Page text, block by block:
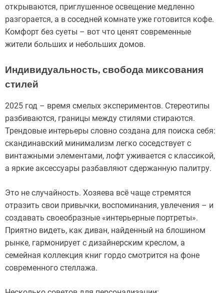
открываются, приглушенное освещение медленно
разгорается, а в соседней комнате уже готовится кофе.
Комфорт без суеты – вот что ценят современные
жители больших и небольших домов.
Индивидуальность, свобода миксования
стилей
2025 год – время смелых экспериментов. Стереотипы
разбиваются, границы между стилями стираются.
Трендовые интерьеры словно создана для поиска себя:
скандинавский минимализм легко соседствует с
винтажными элементами, лофт уживается с классикой,
а яркие аксессуары разбавляют сдержанную палитру.
Это не случайность. Хозяева всё чаще стремятся
отразить свои привычки, воспоминания, увлечения – и
создавать своеобразные «интерьерные портреты».
Приятно видеть, как диван, найденный на блошином
рынке, гармонирует с дизайнерским креслом, а
семейная коллекция книг гордо смотрится на фоне
современного стеллажа.